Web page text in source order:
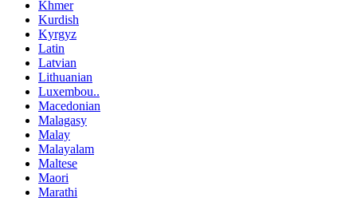
Khmer
Kurdish
Kyrgyz
Latin
Latvian
Lithuanian
Luxembou..
Macedonian
Malagasy
Malay
Malayalam
Maltese
Maori
Marathi